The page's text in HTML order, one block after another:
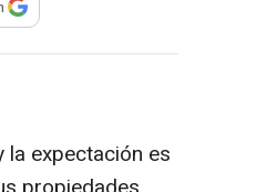
la expectación es